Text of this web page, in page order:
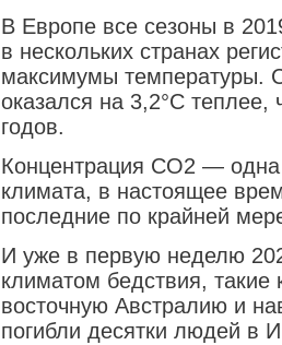
В Европе все сезоны в
в нескольких странах
максимумы температуры.
оказался на 3,2°C
годов.
Концентрация CO2 —
климата, в настоящее
последние по крайней
И уже в первую неделю
климатом бедствия,
восточную Австралию и
погибли десятки людей в